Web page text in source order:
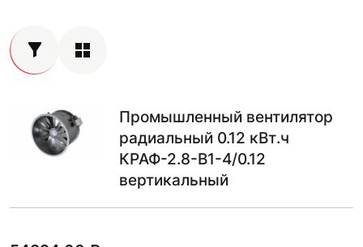
Промышленный вентилятор
радиальный 0.12 кВт.ч
КРАФ-2.8-В1-4/0.12
вертикальный